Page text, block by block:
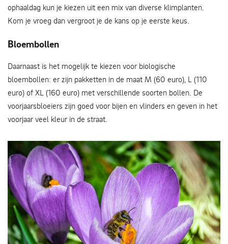
ophaaldag kun je kiezen uit een mix van diverse klimplanten.
Kom je vroeg dan vergroot je de kans op je eerste keus.
Bloembollen
Daarnaast is het mogelijk te kiezen voor biologische
bloembollen: er zijn pakketten in de maat M (60 euro), L (110
euro) of XL (160 euro) met verschillende soorten bollen. De
voorjaarsbloeiers zijn goed voor bijen en vlinders en geven in het
voorjaar veel kleur in de straat.